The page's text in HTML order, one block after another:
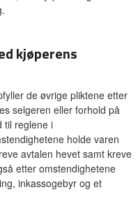
kjøperens
de øvrige pliktene etter
selgeren eller forhold på
til reglene i
holde varen
avtalen hevet samt kreve
etter omstendighetene
inkassogebyr og et